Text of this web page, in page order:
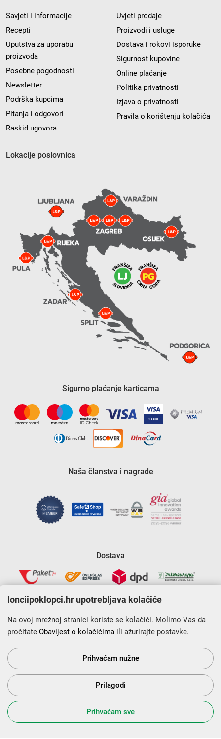
Savjeti i informacije
Recepti
Uputstva za uporabu
proizvoda
Posebne pogodnosti
Newsletter
Podrška kupcima
Pitanja i odgovori
Raskid ugovora
Uvjeti prodaje
Proizvodi i usluge
Dostava i rokovi isporuke
Sigurnost kupovine
Online plaćanje
Politika privatnosti
Izjava o privatnosti
Pravila o korištenju kolačića
Lokacije poslovnica
Sigurno plaćanje karticama
Naša članstva i nagrade
Dostava
Krajnji primatelj financijskog instrumenta sufinanciranog iz
Europskog fonda za regionalni razvoj u sklopu Operativnog
programa „Konkurentnost i kohezija”.
s Vama od 2014. godine!
lonciipoklopci.hr upotrebljava kolačiće
Na ovoj mrežnoj stranici koriste se kolačići. Molimo Vas da
pročitate Obavijest o kolačićima ili ažurirajte postavke.
Prihvaćam nužne
Prilagodi
Prihvaćam sve